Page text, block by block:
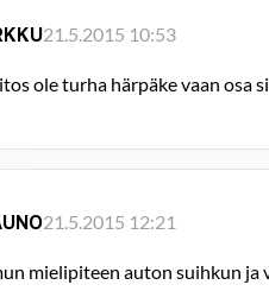
21.5.2015 10:53
ole turha härpäke vaan
21.5.2015 12:21
mielipiteen auton suihkun